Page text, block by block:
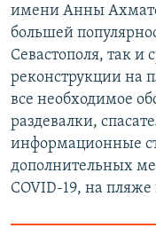
имени Анны
большей
Севастополя, так
реконструкции на
все необходимое
раздевалки,
информационные
дополнительных
COVID-19, на